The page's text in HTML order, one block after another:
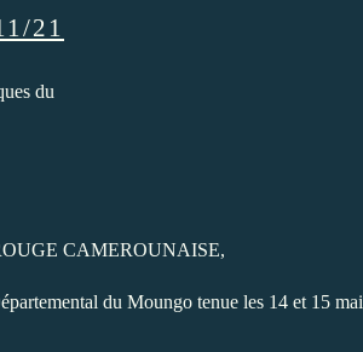
21
du
CAMEROUNAISE,
du Moungo tenue les 14 et 15 mai